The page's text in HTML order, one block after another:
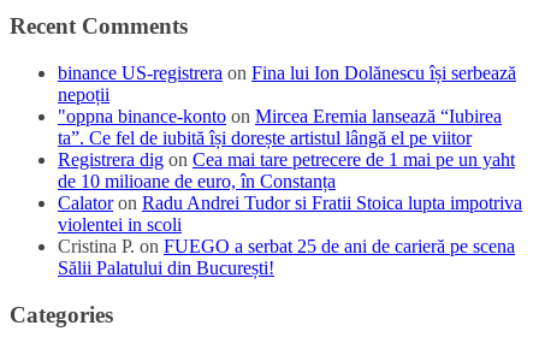
Recent Comments
binance US-registrera on Fina lui Ion Dolănescu își serbează
nepoții
"oppna binance-konto on Mircea Eremia lansează “Iubirea
ta”. Ce fel de iubită își dorește artistul lângă el pe viitor
Registrera dig on Cea mai tare petrecere de 1 mai pe un yaht
de 10 milioane de euro, în Constanța
Calatoron Radu Andrei Tudor si Fratii Stoica lupta impotriva
violentei in scoli
Cristina P. on FUEGO a serbat 25 de ani de carieră pe scena
Sălii Palatului din București!
Categories